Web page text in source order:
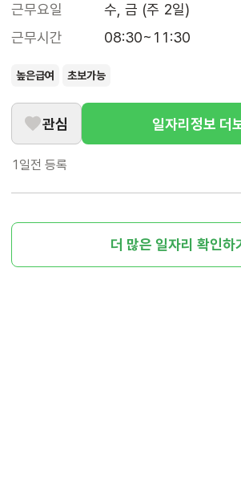
근무요일
수, 금 (주 2일)
근무시간
08:30~11:30
높은급여 초보가능
관심 일자리정보 더
1일전 등록
더 많은 일자리 확인하